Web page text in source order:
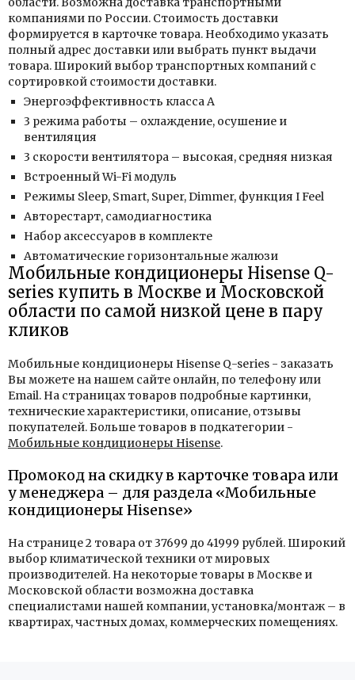
компаниями по России. Стоимость доставки
формируется в карточке товара. Необходимо указать
полный адрес доставки или выбрать пункт выдачи
товара. Широкий выбор транспортных компаний с
сортировкой стоимости доставки.
Энергоэффективность класса А
3 режима работы – охлаждение, осушение и
вентиляция
3 скорости вентилятора – высокая, средняя низкая
Встроенный Wi-Fi модуль
Режимы Sleep, Smart, Super, Dimmer, функция I Feel
Авторестарт, самодиагностика
Набор аксессуаров в комплекте
Автоматические горизонтальные жалюзи
Мобильные кондиционеры Hisense Q-
series купить в Москве и Московской
области по самой низкой цене в пару
кликов
Мобильные кондиционеры Hisense Q-series - заказать
Вы можете на нашем сайте онлайн, по телефону или
Email. На страницах товаров подробные картинки,
технические характеристики, описание, отзывы
покупателей. Больше товаров в подкатегории -
Мобильные кондиционеры Hisense.
Промокод на скидку в карточке товара или
у менеджера – для раздела «Мобильные
кондиционеры Hisense»
На странице 2 товара от 37699 до 41999 рублей. Широкий
выбор климатической техники от мировых
производителей. На некоторые товары в Москве и
Московской области возможна доставка
специалистами нашей компании, установка/монтаж – в
квартирах, частных домах, коммерческих помещениях.